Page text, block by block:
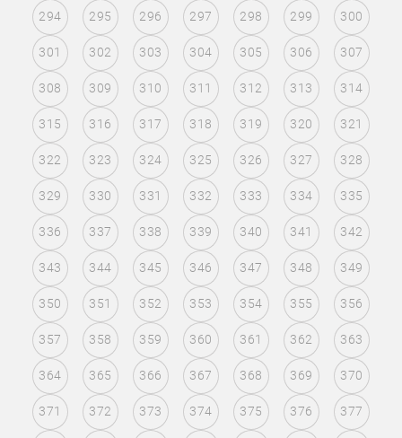
294 295 296 297 298 299 300
301 302 303 304 305 306 307
308 309 310 311 312 313 314
315 316 317 318 319 320 321
322 323 324 325 326 327 328
329 330 331 332 333 334 335
336 337 338 339 340 341 342
343 344 345 346 347 348 349
350 351 352 353 354 355 356
357 358 359 360 361 362 363
364 365 366 367 368 369 370
371 372 373 374 375 376 377